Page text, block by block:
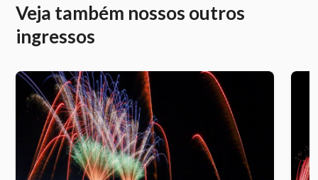
Veja também nossos outros
ingressos